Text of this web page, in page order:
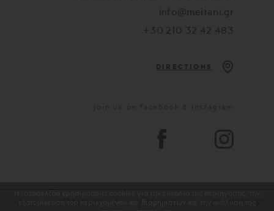
info@meitani.gr
+30 210 32 42 483
DIRECTIONS
Join us on facebook & instagram
Η ιστοσελίδα χρησιμοποιεί cookies για την ευκολία της περιήγησης, την
εξατομίκευση του περιεχομένου και διαφημίσεων και την ανάλυση της